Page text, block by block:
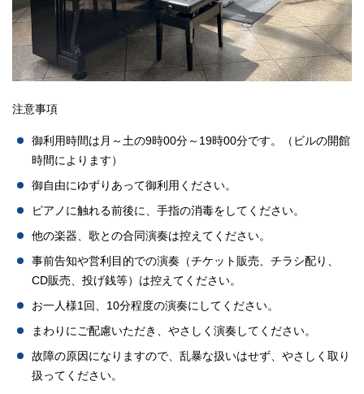
注意事項
御利用時間は月～土の9時00分～19時00分です。（ビルの開館
時間によります）
御自由にゆずりあって御利用ください。
ピアノに触れる前後に、手指の消毒をしてください。
他の楽器、歌との合同演奏は控えてください。
事前告知や営利目的での演奏（チケット販売、チラシ配り、
CD販売、投げ銭等）は控えてください。
お一人様1回、10分程度の演奏にしてください。
まわりにご配慮いただき、やさしく演奏してください。
故障の原因になりますので、乱暴な扱いはせず、やさしく取り
扱ってください。